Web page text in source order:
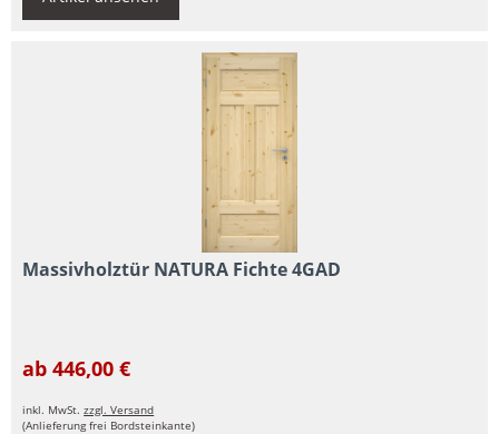
Massivholztür NATURA Fichte 4GAD
ab 446,00 €
inkl. MwSt.zzgl. Versand
(Anlieferung frei Bordsteinkante)